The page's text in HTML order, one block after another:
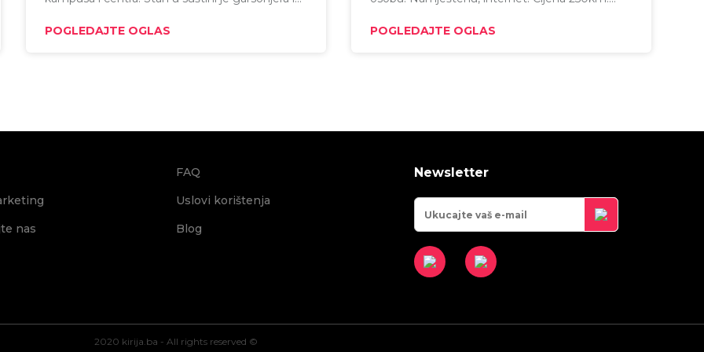
POGLEDAJTE OGLAS
POGLEDAJTE OGLAS
nas
FAQ
Uslovi korištenja
Blog
Newsletter
2020 kirija.ba - All rights reserved ©